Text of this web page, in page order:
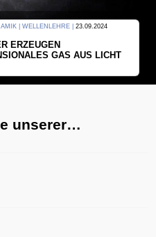
| WELLENLEHRE | 23.09.2024
ERZEUGEN
GAS AUS LICHT
unserer